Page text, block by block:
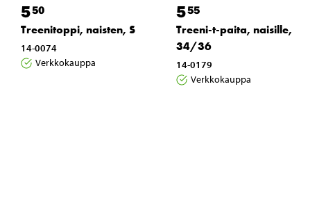
550
Treenitoppi, naisten, S
14-0074
Verkkokauppa
555
Treeni-t-paita, naisille,
34/36
14-0179
Verkkokauppa